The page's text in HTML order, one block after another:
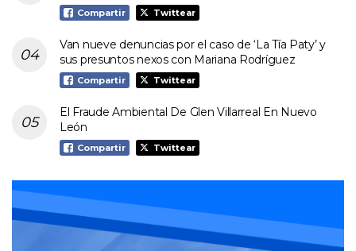
Compartir Twittear
Van nueve denuncias por el caso de ‘La Tía Paty’ y
sus presuntos nexos con Mariana Rodríguez
Compartir Twittear
El Fraude Ambiental De Glen Villarreal En Nuevo
León
Compartir Twittear